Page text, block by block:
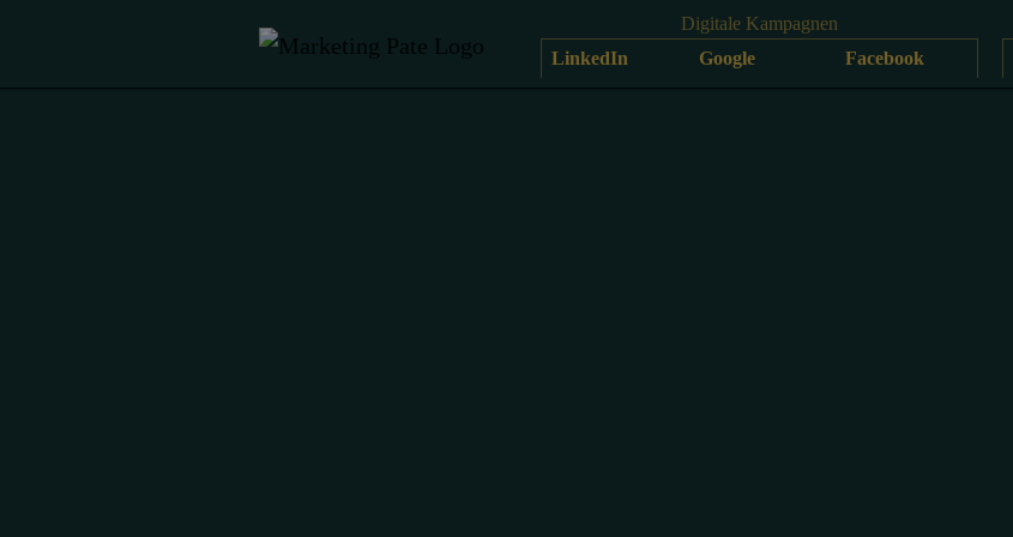
Digitale Kampagnen
LinkedIn
Google Facebook